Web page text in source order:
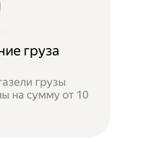
груза
грузы
на сумму от 10